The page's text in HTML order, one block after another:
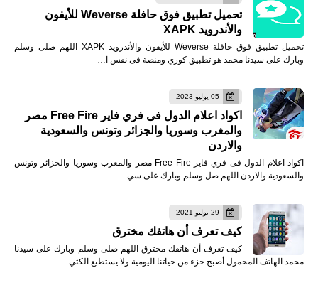
تحميل تطبيق فوق حافلة Weverse للأيفون
والأندرويد XAPK
تحميل تطبيق فوق حافلة Weverse للأيفون والأندرويد XAPK اللهم صلى وسلم
وبارك على سيدنا محمد هو تطبيق كوري ومنصة فى نفس ا…
05 يوليو 2023
اكواد اعلام الدول فى فري فاير Free Fire مصر
والمغرب وسوريا والجزائر وتونس والسعودية
والاردن
اكواد اعلام الدول فى فري فاير Free Fire مصر والمغرب وسوريا والجزائر وتونس
والسعودية والاردن اللهم صل وسلم وبارك على سي…
29 يوليو 2021
كيف تعرف أن هاتفك مخترق
كيف تعرف أن هاتفك مخترق اللهم صلى وسلم وبارك على سيدنا
محمد الهاتف المحمول أصبح جزء من حياتنا اليومية ولا يستطيع الكثي…